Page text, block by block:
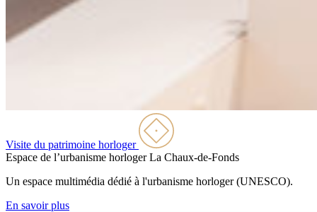
Visite du patrimoine horloger
Espace de l’urbanisme horloger La Chaux-de-Fonds
Un espace multimédia dédié à l'urbanisme horloger (UNESCO).
En savoir plus